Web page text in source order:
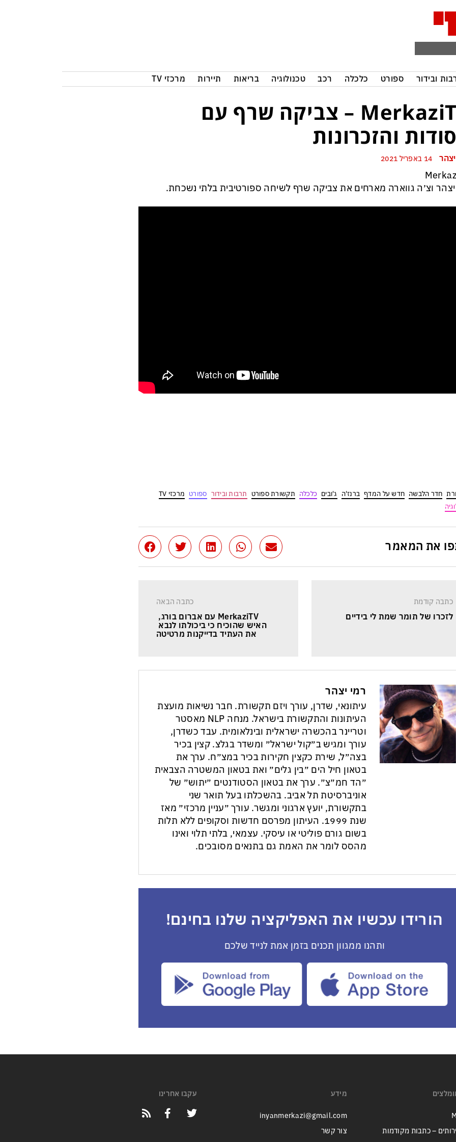
ובידור ספורט כלכלה רכב טכנולוגיה בריאות תיירות מרכזי TV
MerkaziTV – צביקה שרף עם
והזכרונות
יצהר וצ׳ה גווארה מארחים את צביקה שרף לשיחה ספורטיבית בלתי נשכחת.
חדר הלבשה חדש על המדף ברנז'ה ג'ובים כלכלה תקשורת ספורט תרבות ובידור ספורט מרכזי TV
את המאמר
כתבה קודמת
לזכרו של תומר שמת לי בידיים
כתבה הבאה
MerkaziTV עם אברום בורג,
האיש שהוכיח כי ביכולתו לנבא
את העתיד בדייקנות מרטיטה
רמי יצהר
עיתונאי, שדרן, עורך ויזם תקשורת. חבר נשיאות מועצת
העיתונות והתקשורת בישראל. מנחה NLP מאסטר
וטריינר בהכשרה ישראלית ובינלאומית. עבד כשדרן,
עורך ומגיש ב״קול ישראל״ ומשדר בגלצ. קצין בכיר
בצה״ל, שירת כקצין חקירות בכיר במצ״ח. ערך את
בטאון חיל הים ״בין גלים״ ואת בטאון המשטרה הצבאית
״הד חמ״צ״. ערך את בטאון הסטודנטים ״יתוש״ של
אוניברסיטת תל אביב. בהשכלתו בעל תואר שני
בתקשורת, יועץ ארגוני ומגשר. עורך ״עניין מרכזי״ מאז
שנת 1999. העיתון מפרסם חדשות וסקופים ללא תלות
בשום גורם פוליטי או עיסקי. עצמאי, בלתי תלוי ואינו
מהסס לומר את האמת גם בתנאים מסובכים.
הורידו עכשיו את האפליקציה שלנו בחינם!
ותהנו ממגוון תכנים בזמן אמת לנייד שלכם
– כתבות מקודמות
מידע
inyanmerkazi@gmail.com
צור קשר
עקבו אחרינו